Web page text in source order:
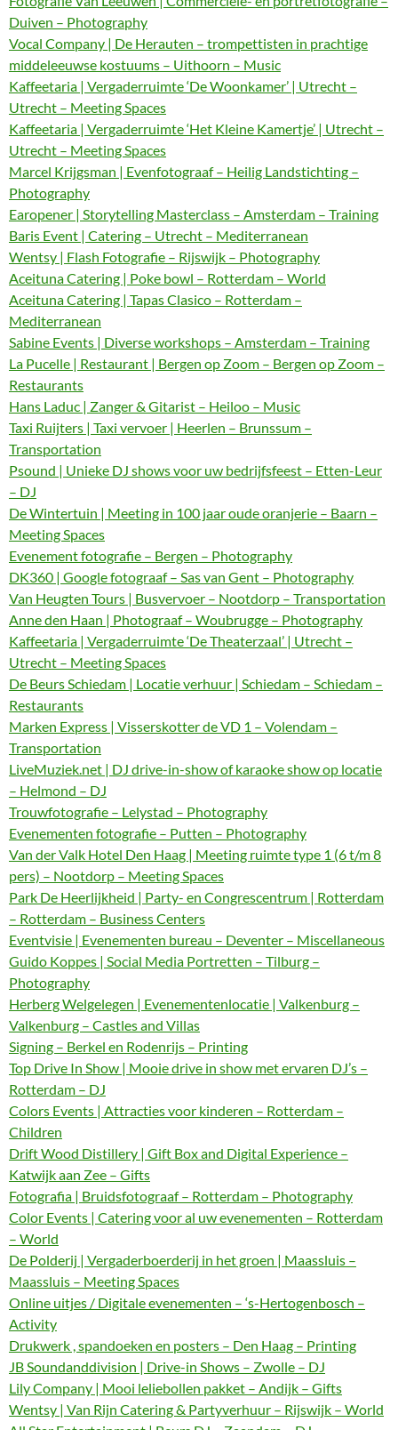
Duiven – Photography
Vocal Company | De Herauten – trompettisten in prachtige
middeleeuwse kostuums – Uithoorn – Music
Kaffeetaria | Vergaderruimte ‘De Woonkamer’ | Utrecht –
Utrecht – Meeting Spaces
Kaffeetaria | Vergaderruimte ‘Het Kleine Kamertje’ | Utrecht –
Utrecht – Meeting Spaces
Marcel Krijgsman | Evenfotograaf – Heilig Landstichting –
Photography
Earopener | Storytelling Masterclass – Amsterdam – Training
Baris Event | Catering – Utrecht – Mediterranean
Wentsy | Flash Fotografie – Rijswijk – Photography
Aceituna Catering | Poke bowl – Rotterdam – World
Aceituna Catering | Tapas Clasico – Rotterdam –
Mediterranean
Sabine Events | Diverse workshops – Amsterdam – Training
La Pucelle | Restaurant | Bergen op Zoom – Bergen op Zoom –
Restaurants
Hans Laduc | Zanger & Gitarist – Heiloo – Music
Taxi Ruijters | Taxi vervoer | Heerlen – Brunssum –
Transportation
Psound | Unieke DJ shows voor uw bedrijfsfeest – Etten-Leur
– DJ
De Wintertuin | Meeting in 100 jaar oude oranjerie – Baarn –
Meeting Spaces
Evenement fotografie – Bergen – Photography
DK360 | Google fotograaf – Sas van Gent – Photography
Van Heugten Tours | Busvervoer – Nootdorp – Transportation
Anne den Haan | Photograaf – Woubrugge – Photography
Kaffeetaria | Vergaderruimte ‘De Theaterzaal’ | Utrecht –
Utrecht – Meeting Spaces
De Beurs Schiedam | Locatie verhuur | Schiedam – Schiedam –
Restaurants
Marken Express | Visserskotter de VD 1 – Volendam –
Transportation
LiveMuziek.net | DJ drive-in-show of karaoke show op locatie
– Helmond – DJ
Trouwfotografie – Lelystad – Photography
Evenementen fotografie – Putten – Photography
Van der Valk Hotel Den Haag | Meeting ruimte type 1 (6 t/m 8
pers) – Nootdorp – Meeting Spaces
Park De Heerlijkheid | Party- en Congrescentrum | Rotterdam
– Rotterdam – Business Centers
Eventvisie | Evenementen bureau – Deventer – Miscellaneous
Guido Koppes | Social Media Portretten – Tilburg –
Photography
Herberg Welgelegen | Evenementenlocatie | Valkenburg –
Valkenburg – Castles and Villas
Signing – Berkel en Rodenrijs – Printing
Top Drive In Show | Mooie drive in show met ervaren DJ’s –
Rotterdam – DJ
Colors Events | Attracties voor kinderen – Rotterdam –
Children
Drift Wood Distillery | Gift Box and Digital Experience –
Katwijk aan Zee – Gifts
Fotografia | Bruidsfotograaf – Rotterdam – Photography
Color Events | Catering voor al uw evenementen – Rotterdam
– World
De Polderij | Vergaderboerderij in het groen | Maassluis –
Maassluis – Meeting Spaces
Online uitjes / Digitale evenementen – ‘s-Hertogenbosch –
Activity
Drukwerk , spandoeken en posters – Den Haag – Printing
JB Soundanddivision | Drive-in Shows – Zwolle – DJ
Lily Company | Mooi leliebollen pakket – Andijk – Gifts
Wentsy | Van Rijn Catering & Partyverhuur – Rijswijk – World